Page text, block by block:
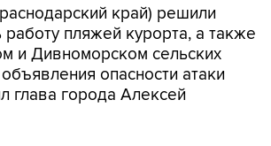
край) решили
работу пляжей курорта, а также
и Дивноморском сельских
опасности атаки
глава города Алексей